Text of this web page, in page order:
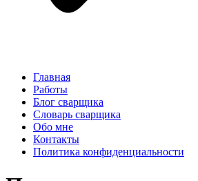
Главная
Работы
Блог сварщика
Словарь сварщика
Обо мне
Контакты
Политика конфиденциальности